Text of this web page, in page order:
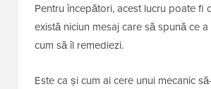
Pentru începători, acest lucru poate fi
există niciun mesaj care să spună ce
cum să îl remediezi.
Este ca și cum ai cere unui mecanic